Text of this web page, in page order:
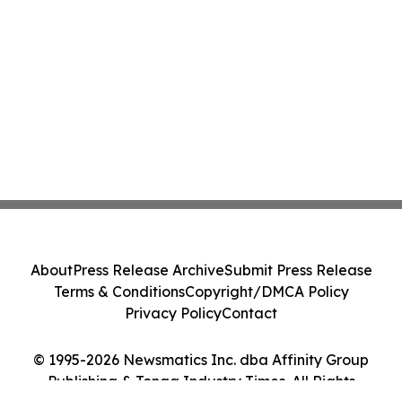
© 1995-2026 Newsmatics Inc. dba Affinity Group
Publishing & Tonga Industry Times. All Rights
AboutPress Release ArchiveSubmit Press Release
Terms & ConditionsCopyright/DMCA Policy
Privacy PolicyContact